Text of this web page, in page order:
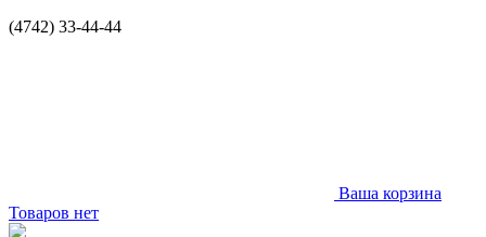
(4742) 33-44-44
Ваша корзина
Товаров нет